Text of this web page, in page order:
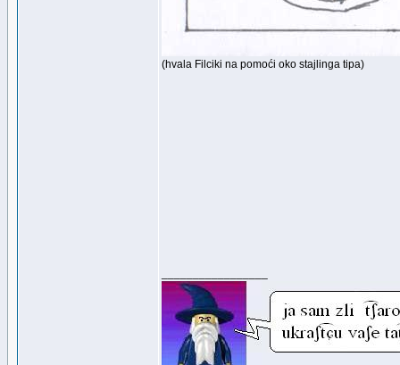
(hvala Filciki na pomoći oko stajlinga tipa)